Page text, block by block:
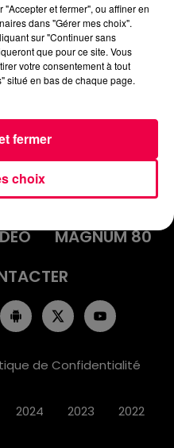
EMISSIONS
PODCASTS
MAGNUM 80
de Confidentialité
2024 2023 2022
et fermer", ou affiner en
dans "Gérer mes choix".
sur "Continuer sans
que pour ce site. Vous
votre consentement à tout
situé en bas de chaque page.
choix
fermer